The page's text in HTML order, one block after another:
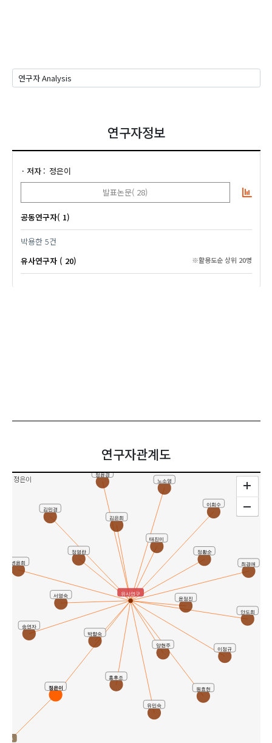
연구자정보
저자
정은이
발표논문( 28)
공동연구자( 1)
박용한 5건
유사연구자 ( 20)
※활용도순 상위 20명
연구자관계도
정은이
김민경
김은희
노소영
박향숙
변윤희
서영숙
송연자
안도희
양현주
원효헌
유민숙
윤정진
이정규
이희수
정영란
정윤경
정황순
최경애
태진미
홍후조
정은이
연구
유사연구